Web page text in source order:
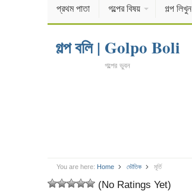
প্রথম পাতা গল্পের বিষয় গল্প লিখুন
গল্প বলি | Golpo Boli
গল্পের ভুবন
You are here: Home ভৌতিক মূর্তি
(No Ratings Yet)